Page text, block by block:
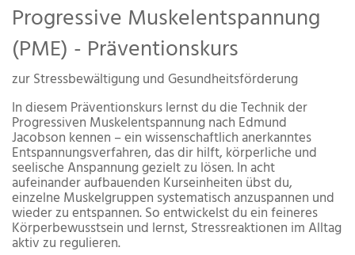
Progressive Muskelentspannung
(PME) - Präventionskurs
zur Stressbewältigung und Gesundheitsförderung
In diesem Präventionskurs lernst du die Technik der
Progressiven Muskelentspannung nach Edmund
Jacobson kennen – ein wissenschaftlich anerkanntes
Entspannungsverfahren, das dir hilft, körperliche und
seelische Anspannung gezielt zu lösen. In acht
aufeinander aufbauenden Kurseinheiten übst du,
einzelne Muskelgruppen systematisch anzuspannen und
wieder zu entspannen. So entwickelst du ein feineres
Körperbewusstsein und lernst, Stressreaktionen im Alltag
aktiv zu regulieren.